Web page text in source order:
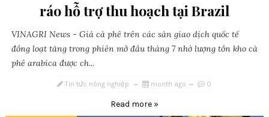
ráo hỗ trợ thu hoạch tại Brazil
VINAGRI News - Giá cà phê trên các sàn giao dịch quốc tế
đồng loạt tăng trong phiên mở đầu tháng 7 nhờ lượng tồn kho cà
phê arabica được ch...
Tin tức nông nghiệp month ago 0
Read more »